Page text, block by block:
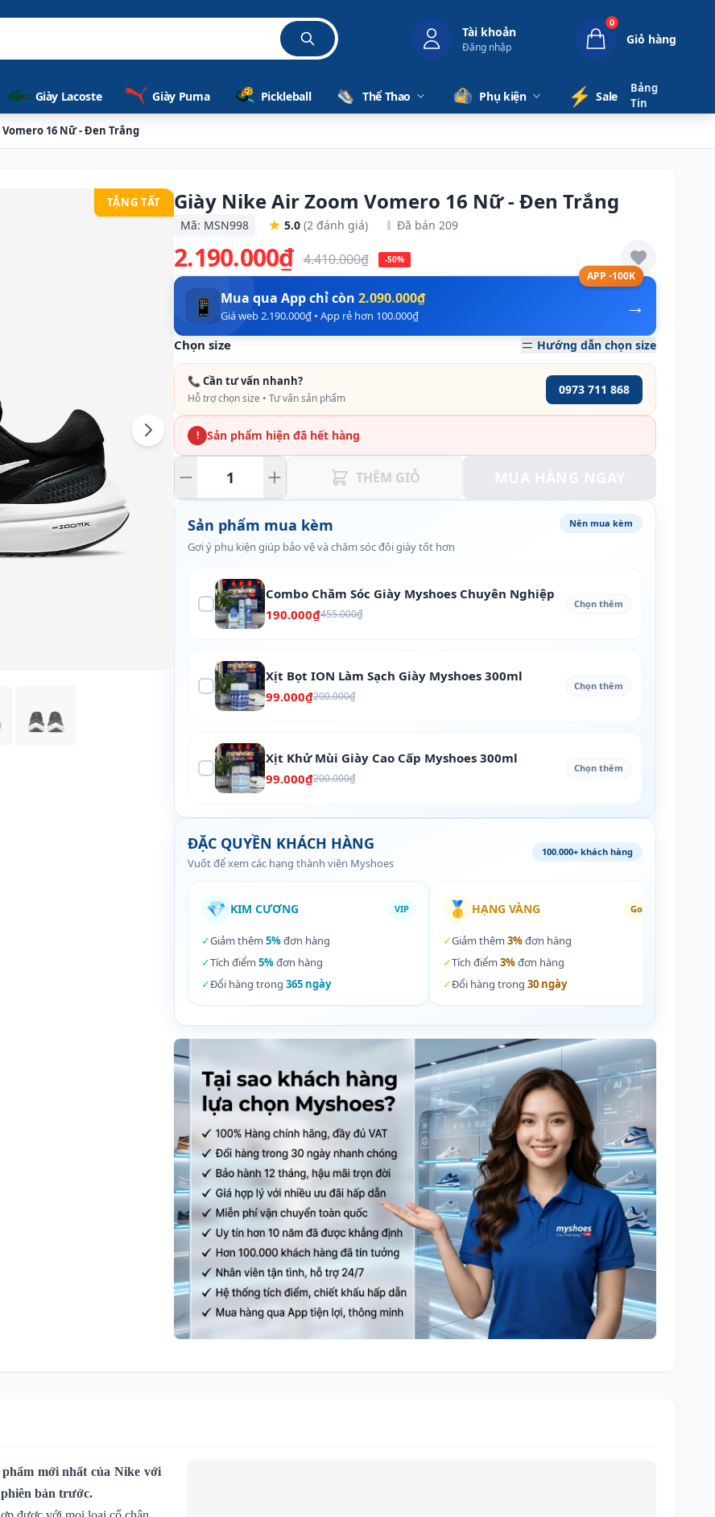
Tài khoản
Đăng nhập
0
Giỏ hàng
Giày Lacoste Giày Puma Pickleball Thể Thao Phụ kiện ⚡️ Sale
Bảng
Tin
16 Nữ - Đen Trắng
TẶNG TẤT Giày Nike Air Zoom Vomero 16 Nữ - Đen Trắng
Mã: MSN998 5.0 (2 đánh giá) Đã bán 209
2.190.000₫ 4.410.000₫ -50%
APP -100K
→
📱 Mua qua App chỉ còn 2.090.000₫
Giá web 2.190.000₫ • App rẻ hơn 100.000₫
Chọn size Hướng dẫn chọn size
📞 Cần tư vấn nhanh?
Hỗ trợ chọn size • Tư vấn sản phẩm
0973 711 868
! Sản phẩm hiện đã hết hàng
THÊM GIỎ
Sản phẩm mua kèm
Gợi ý phụ kiện giúp bảo vệ và chăm sóc đôi giày tốt hơn
Nên mua kèm
Combo Chăm Sóc Giày Myshoes Chuyên Nghiệp
190.000₫455.000₫
Chọn thêm
Xịt Bọt ION Làm Sạch Giày Myshoes 300ml
99.000₫200.000₫
Chọn thêm
Xịt Khử Mùi Giày Cao Cấp Myshoes 300ml
99.000₫200.000₫
Chọn thêm
ĐẶC QUYỀN KHÁCH HÀNG
Vuốt để xem các hạng thành viên Myshoes
100.000+ khách hàng
💎 KIM CƯƠNG VIP
✓Giảm thêm 5%đơn hàng
✓Tích điểm 5%đơn hàng
✓Đổi hàng trong 365 ngày
🥇 HẠNG VÀNG Gold
✓Giảm thêm 3%đơn hàng
✓Tích điểm 3%đơn hàng
✓Đổi hàng trong 30 ngày
mới nhất của Nike với
bản trước.